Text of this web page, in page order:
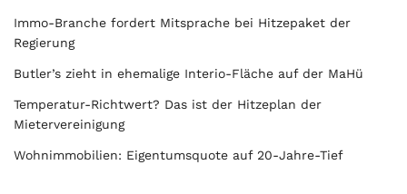
Immo-Branche fordert Mitsprache bei Hitzepaket der
Regierung
Butler’s zieht in ehemalige Interio-Fläche auf der MaHü
Temperatur-Richtwert? Das ist der Hitzeplan der
Mietervereinigung
Wohnimmobilien: Eigentumsquote auf 20-Jahre-Tief